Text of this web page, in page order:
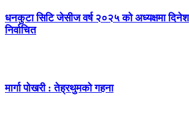
धनकुटा सिटि जेसीज वर्ष २०२५ को अध्यक्षमा दिनेश
निर्वाचित
मार्गा पोखरी : तेह्रथुमको गहना